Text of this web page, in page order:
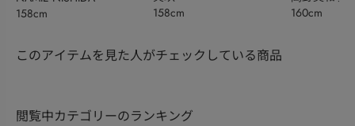
158cm
158cm
160cm
このアイテムを見た人がチェックしている商品
閲覧中カテゴリーのランキング